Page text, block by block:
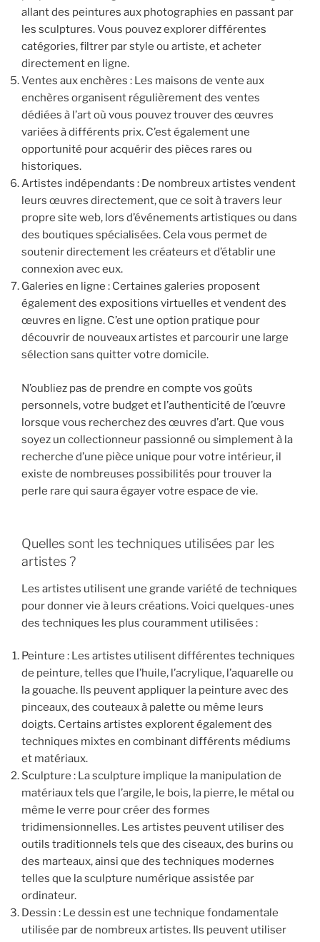
allant des peintures aux photographies en passant par
les sculptures. Vous pouvez explorer différentes
catégories, filtrer par style ou artiste, et acheter
directement en ligne.
Ventes aux enchères : Les maisons de vente aux
enchères organisent régulièrement des ventes
dédiées à l’art où vous pouvez trouver des œuvres
variées à différents prix. C’est également une
opportunité pour acquérir des pièces rares ou
historiques.
Artistes indépendants : De nombreux artistes vendent
leurs œuvres directement, que ce soit à travers leur
propre site web, lors d’événements artistiques ou dans
des boutiques spécialisées. Cela vous permet de
soutenir directement les créateurs et d’établir une
connexion avec eux.
Galeries en ligne : Certaines galeries proposent
également des expositions virtuelles et vendent des
œuvres en ligne. C’est une option pratique pour
découvrir de nouveaux artistes et parcourir une large
sélection sans quitter votre domicile.
N’oubliez pas de prendre en compte vos goûts
personnels, votre budget et l’authenticité de l’œuvre
lorsque vous recherchez des œuvres d’art. Que vous
soyez un collectionneur passionné ou simplement à la
recherche d’une pièce unique pour votre intérieur, il
existe de nombreuses possibilités pour trouver la
perle rare qui saura égayer votre espace de vie.
Quelles sont les techniques utilisées par les
artistes ?
Les artistes utilisent une grande variété de techniques
pour donner vie à leurs créations. Voici quelques-unes
des techniques les plus couramment utilisées :
Peinture : Les artistes utilisent différentes techniques
de peinture, telles que l’huile, l’acrylique, l’aquarelle ou
la gouache. Ils peuvent appliquer la peinture avec des
pinceaux, des couteaux à palette ou même leurs
doigts. Certains artistes explorent également des
techniques mixtes en combinant différents médiums
et matériaux.
Sculpture : La sculpture implique la manipulation de
matériaux tels que l’argile, le bois, la pierre, le métal ou
même le verre pour créer des formes
tridimensionnelles. Les artistes peuvent utiliser des
outils traditionnels tels que des ciseaux, des burins ou
des marteaux, ainsi que des techniques modernes
telles que la sculpture numérique assistée par
ordinateur.
Dessin : Le dessin est une technique fondamentale
utilisée par de nombreux artistes. Ils peuvent utiliser